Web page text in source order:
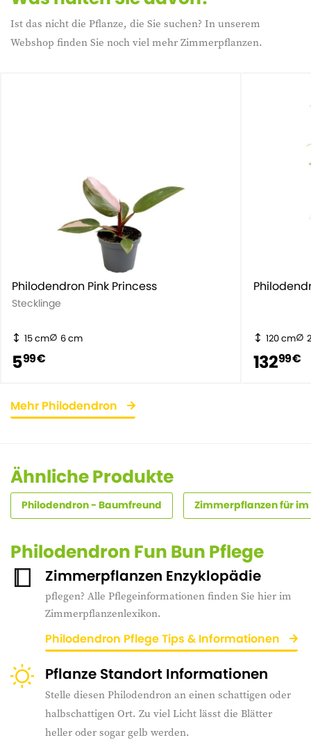
Ist das nicht die Pflanze, die Sie suchen? In unserem
Webshop finden Sie noch viel mehr Zimmerpflanzen.
Philodendron Pink Princess
Stecklinge
15 cm 6 cm
599 €
120 cm
13299 €
Mehr Philodendron
Ähnliche Produkte
Philodendron - Baumfreund Zimmerpflanzen für
Philodendron Fun Bun Pflege
Zimmerpflanzen Enzyklopädie
pflegen? Alle Pflegeinformationen finden Sie hier im
Zimmerpflanzenlexikon.
Philodendron Pflege Tips & Informationen
Pflanze Standort Informationen
Stelle diesen Philodendron an einen schattigen oder
halbschattigen Ort. Zu viel Licht lässt die Blätter
heller oder sogar gelb werden.